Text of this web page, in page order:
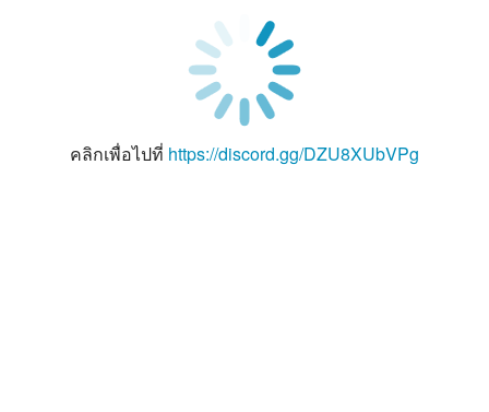
คลิกเพื่อไปที่ https://discord.gg/DZU8XUbVPg